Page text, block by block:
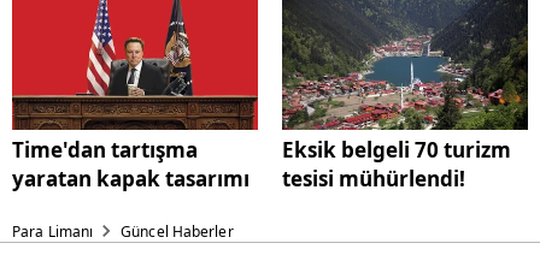
Time'dan tartışma
yaratan kapak tasarımı
Eksik belgeli 70 turizm
tesisi mühürlendi!
Para Limanı Güncel Haberler